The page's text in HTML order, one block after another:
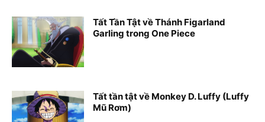
Tất Tần Tật về Thánh Figarland
Garling trong One Piece
Tất tần tật về Monkey D. Luffy (Luffy
Mũ Rơm)